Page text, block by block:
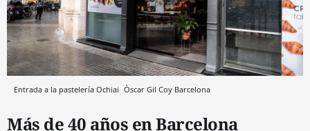
Entrada a la pastelería Ochiai Òscar Gil Coy Barcelona
Más de 40 años en Barcelona